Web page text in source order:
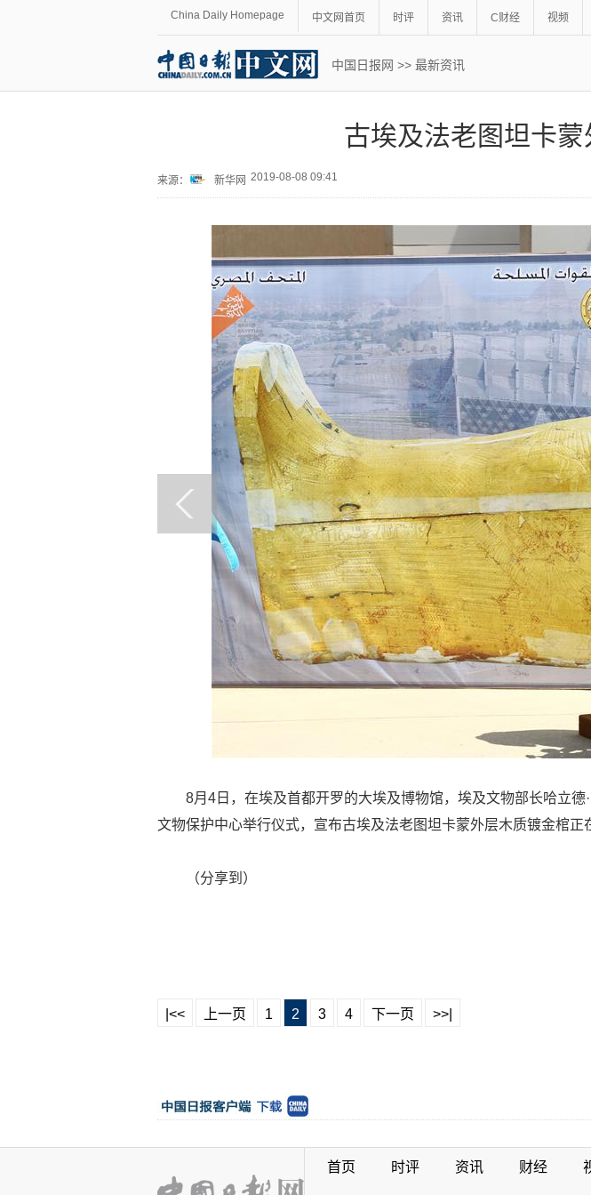
China Daily Homepage 中文网首页 时评 资讯 C财经 视频
中国日报网 >> 最新资讯
古埃及法老图坦卡
来源： 新华网 2019-08-08 09:41
8月4日，在埃及首都开罗的大埃及博物馆，埃及文物部长哈立
文物保护中心举行仪式，宣布古埃及法老图坦卡蒙外层木质镀金棺正
（分享到）
|<< 上一页 1 2 3 4 下一页 >>|
首页 时评 资讯 财经